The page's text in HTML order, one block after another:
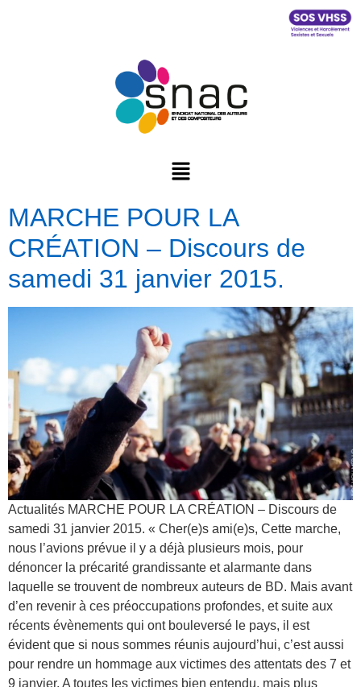
MARCHE POUR LA
CRÉATION – Discours de
samedi 31 janvier 2015.
Actualités MARCHE POUR LA CRÉATION – Discours de
samedi 31 janvier 2015. « Cher(e)s ami(e)s, Cette marche,
nous l’avions prévue il y a déjà plusieurs mois, pour
dénoncer la précarité grandissante et alarmante dans
laquelle se trouvent de nombreux auteurs de BD. Mais avant
d’en revenir à ces préoccupations profondes, et suite aux
récents évènements qui ont bouleversé le pays, il est
évident que si nous sommes réunis aujourd’hui, c’est aussi
pour rendre un hommage aux victimes des attentats des 7 et
9 janvier. A toutes les victimes bien entendu, mais plus